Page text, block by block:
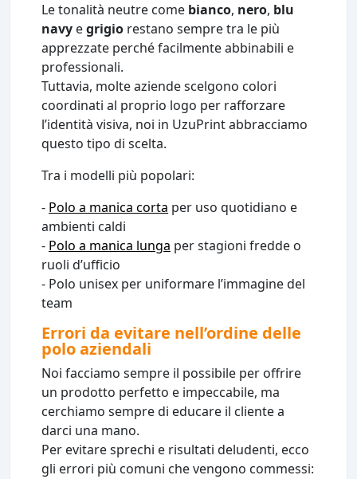
Le tonalità neutre come bianco, nero, blu
navy egrigio restano sempre tra le più
apprezzate perché facilmente abbinabili e
professionali.
Tuttavia, molte aziende scelgono colori
coordinati al proprio logo per rafforzare
l’identità visiva, noi in UzuPrint abbracciamo
questo tipo di scelta.
Tra i modelli più popolari:
- Polo a manica corta per uso quotidiano e
ambienti caldi
- Polo a manica lunga per stagioni fredde o
ruoli d’ufficio
- Polo unisex per uniformare l’immagine del
team
Errori da evitare nell’ordine delle
polo aziendali
Noi facciamo sempre il possibile per offrire
un prodotto perfetto e impeccabile, ma
cerchiamo sempre di educare il cliente a
darci una mano.
Per evitare sprechi e risultati deludenti, ecco
gli errori più comuni che vengono commessi: